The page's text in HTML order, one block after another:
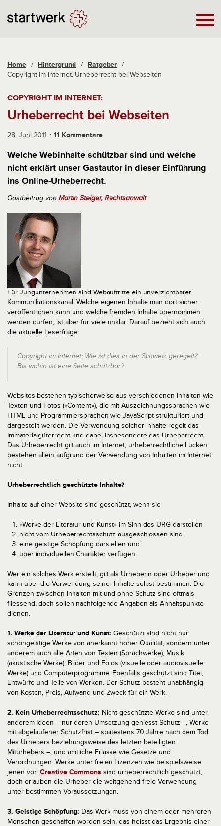
Home / Hintergrund / Ratgeber /
Copyright im Internet: Urheberrecht bei Webseiten
COPYRIGHT IM INTERNET:
Urheberrecht bei Webseiten
28. Juni 2011 11 Kommentare
Welche Webinhalte schützbar sind und welche
nicht erklärt unser Gastautor in dieser Einführung
ins Online-Urheberrecht.
Gastbeitrag von Martin Steiger, Rechtsanwalt
Für Jungunternehmen sind Webauftritte ein unverzichtbarer
Kommunikationskanal. Welche eigenen Inhalte man dort sicher
veröffentlichen kann und welche fremden Inhalte übernommen
werden dürfen, ist aber für viele unklar. Darauf bezieht sich auch
die aktuelle Leserfrage:
Copyright im Internet: Wie ist dies in der Schweiz geregelt?
Bis wohin ist eine Seite schützbar?
Websites bestehen typischerweise aus verschiedenen Inhalten wie
Texten und Fotos («Content»), die mit Auszeichnungssprachen wie
HTML und Programmiersprachen wie JavaScript strukturiert und
dargestellt werden. Die Verwendung solcher Inhalte regelt das
Immaterialgüterrecht und dabei insbesondere das Urheberrecht.
Das Urheberrecht gilt auch im Internet, urheberrechtliche Lücken
bestehen allein aufgrund der Verwendung von Inhalten im Internet
nicht.
Urheberrechtlich geschützte Inhalte?
Inhalte auf einer Website sind geschützt, wenn sie
«Werke der Literatur und Kunst» im Sinn des URG darstellen
nicht vom Urheberrechtsschutz ausgeschlossen sind
eine geistige Schöpfung darstellen und
über individuellen Charakter verfügen
Wer ein solches Werk erstellt, gilt als Urheberin oder Urheber und
kann über die Verwendung seiner Inhalte selbst bestimmen. Die
Grenzen zwischen Inhalten mit und ohne Schutz sind oftmals
fliessend, doch sollen nachfolgende Angaben als Anhaltspunkte
dienen.
1. Werke der Literatur und Kunst: Geschützt sind nicht nur
schöngeistige Werke von anerkannt hoher Qualität, sondern unter
anderem auch alle Arten von Texten (Sprachwerke), Musik
(akustische Werke), Bilder und Fotos (visuelle oder audiovisuelle
Werke) und Computerprogramme. Ebenfalls geschützt sind Titel,
Entwürfe und Teile von Werken. Der Schutz besteht unabhängig
von Kosten, Preis, Aufwand und Zweck für ein Werk.
2. Kein Urheberrechtsschutz: Nicht geschützte Werke sind unter
anderem Ideen – nur deren Umsetzung geniesst Schutz –, Werke
mit abgelaufener Schutzfrist – spätestens 70 Jahre nach dem Tod
des Urhebers beziehungsweise des letzten beteiligten
Miturhebers –, und amtliche Erlasse wie Gesetze und
Verordnungen. Werke unter freien Lizenzen wie beispielsweise
jenen von Creative Commons sind urheberrechtlich geschützt,
doch erlauben die Urheber die weitgehend freie Verwendung
unter bestimmten Voraussetzungen.
3. Geistige Schöpfung: Das Werk muss von einem oder mehreren
Menschen geschaffen worden sein, das heisst das Ergebnis einer